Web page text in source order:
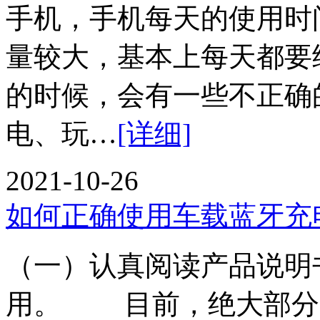
手机，手机每天的使用
量较大，基本上每天都
的时候，会有一些不正
电、玩…[详细]
2021-10-26
如何正确使用车载蓝牙
（一）认真阅读产品说
用。 目前，绝大部分